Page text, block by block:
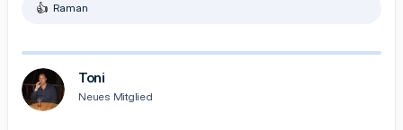
R
k
t
i
o
n
Raman
Toni
Neues Mitglied